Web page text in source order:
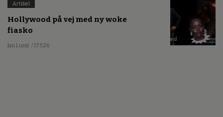
Artikel
Hollywood på vej med ny woke
fiasko
Jan Lund / 17.5.26